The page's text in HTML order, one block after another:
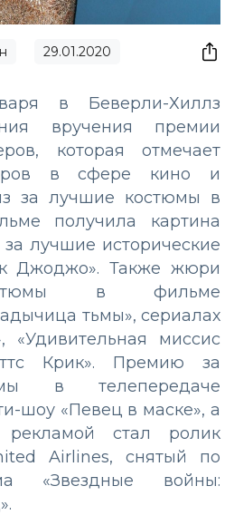
29.01.2020
в Беверли-Хиллз
вручения премии
которая отмечает
в сфере кино и
за лучшие костюмы в
получила картина
лучшие исторические
Джоджо». Также жюри
в фильме
тьмы», сериалах
«Удивительная миссис
Крик». Премию за
в телепередаче
шоу «Певец в маске», а
рекламой стал ролик
Airlines, снятый по
«Звездные войны: